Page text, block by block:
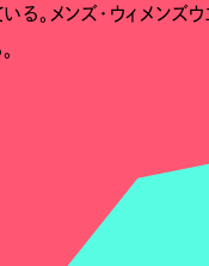
。メンズ・ウィメンズ